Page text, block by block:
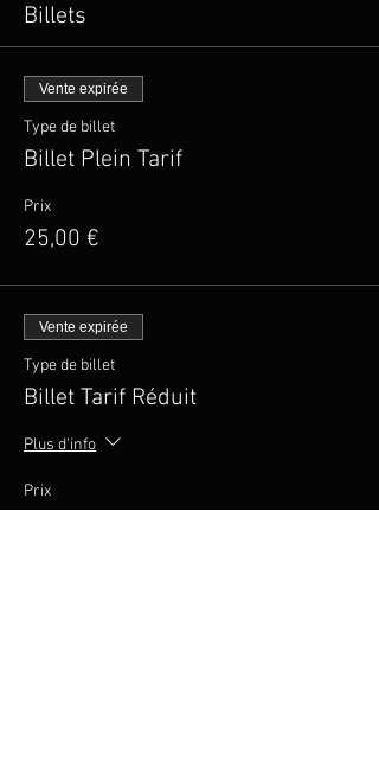
Billets
Vente expirée
Type de billet
Billet Plein Tarif
Prix
25,00 €
Vente expirée
Type de billet
Billet Tarif Réduit
Plus d'info
Prix